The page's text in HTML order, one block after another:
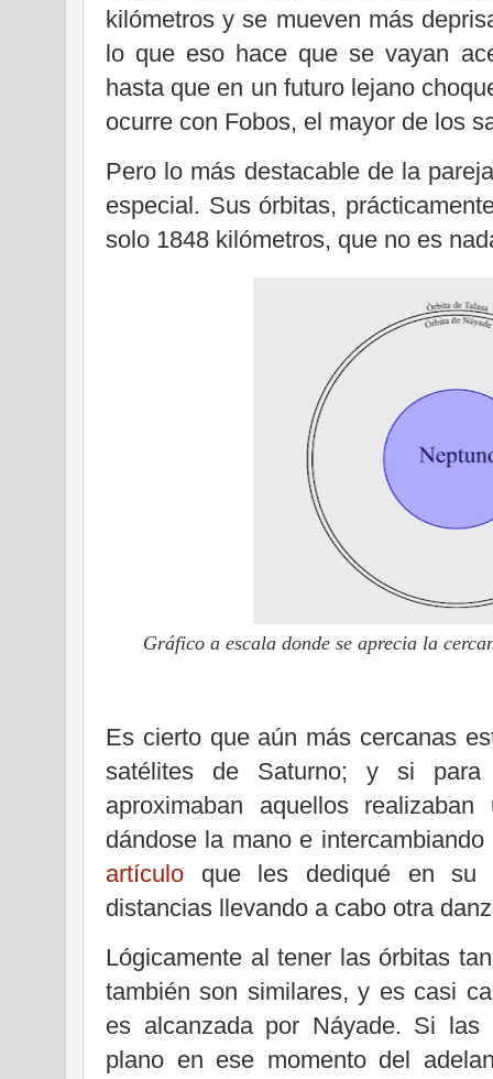
kilómetros y se mueven más
lo que eso hace que se vayan
hasta que en un futuro lejano
ocurre con Fobos, el mayor de los
Pero lo más destacable de la
especial. Sus órbitas,
solo 1848 kilómetros, que no es
Gráfico a escala donde se aprecia la
Es cierto que aún más cercanas
satélites de Saturno; y si
aproximaban aquellos
dándose la mano e
artículo que les dediqué en su
distancias llevando a cabo otra
Lógicamente al tener las órbitas
también son similares, y es casi
es alcanzada por Náyade. Si
plano en ese momento del